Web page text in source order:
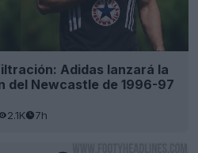
Adidas lanzará la
del Newcastle de 1996-97
2.1K 7h